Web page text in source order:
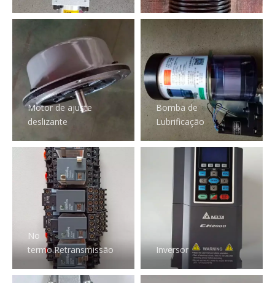
Motor de ajuste
deslizante
Bomba de
Lubrificação
No
termo.Retransmissão
Inversor